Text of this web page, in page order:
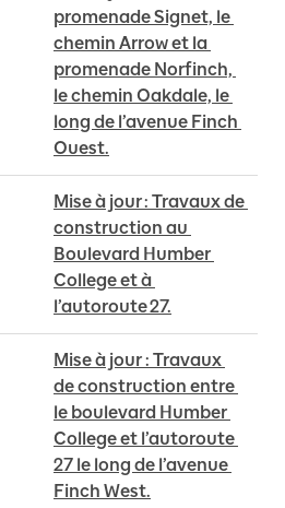
promenade Signet, le
chemin Arrow et la
promenade Norfinch,
le chemin Oakdale, le
long de l’avenue Finch
Ouest.
Mise à jour : Travaux de
construction au
Boulevard Humber
College et à
l’autoroute 27.
Mise à jour : Travaux
de construction entre
le boulevard Humber
College et l’autoroute
27 le long de l’avenue
Finch West.